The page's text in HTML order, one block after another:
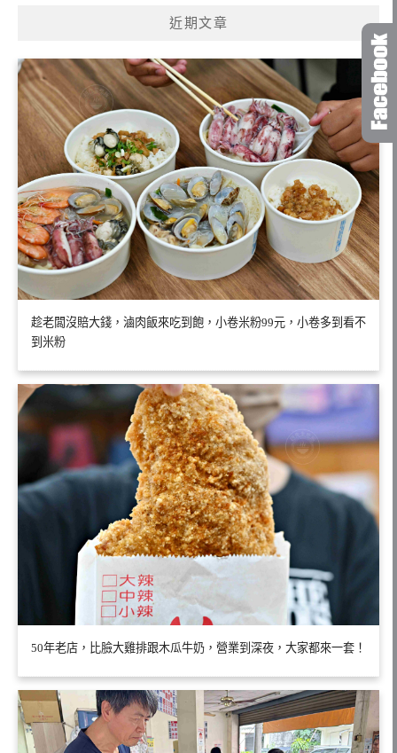
近期文章
趁老闆沒賠大錢，滷肉飯來吃到飽，小卷米粉99元，小卷多到看不
到米粉
50年老店，比臉大雞排跟木瓜牛奶，營業到深夜，大家都來一套！